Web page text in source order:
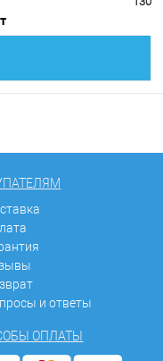
и ответы
ОПЛАТЫ